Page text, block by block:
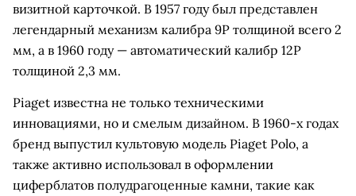
визитной карточкой. В 1957 году был представлен
легендарный механизм калибра 9P толщиной всего 2
мм, а в 1960 году — автоматический калибр 12P
толщиной 2,3 мм.
Piaget известна не только техническими
инновациями, но и смелым дизайном. В 1960-х годах
бренд выпустил культовую модель Piaget Polo, а
также активно использовал в оформлении
циферблатов полудрагоценные камни, такие как